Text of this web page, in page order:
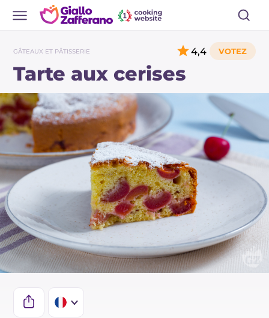
GÂTEAUX ET PÂTISSERIE
Tarte aux cerises
4,4